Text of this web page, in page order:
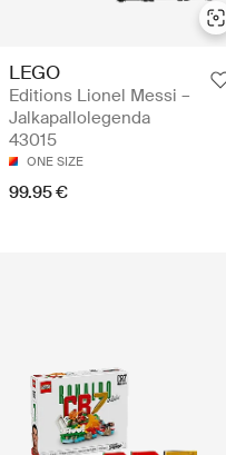
LEGO
Editions Lionel Messi –
Jalkapallolegenda
43015
ONE SIZE
99.95 €